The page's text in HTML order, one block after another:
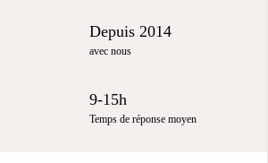
Depuis 2014
avec nous
9-15h
Temps de réponse moyen